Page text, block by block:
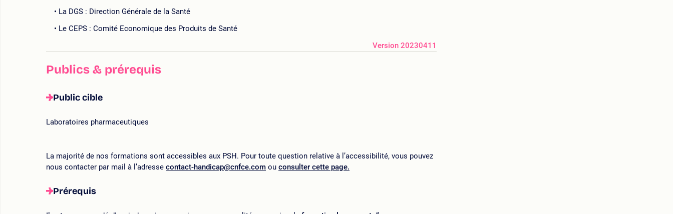
La DGS : Direction Générale de la Santé
Le CEPS : Comité Economique des Produits de Santé
Version 20230411
Publics & prérequis
Public cible
Laboratoires pharmaceutiques
La majorité de nos formations sont accessibles aux PSH. Pour toute question relative à l’accessibilité, vous pouvez
nous contacter par mail à l’adresse contact-handicap@cnfce.com ou consulter cette page.
Prérequis